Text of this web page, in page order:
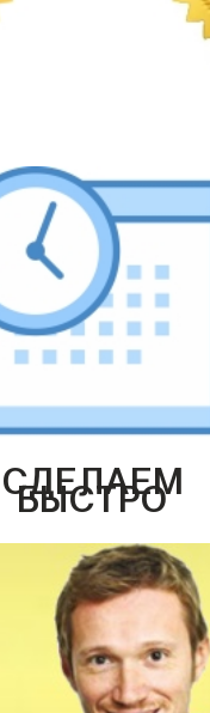
СДЕЛАЕМ
БЫСТРО